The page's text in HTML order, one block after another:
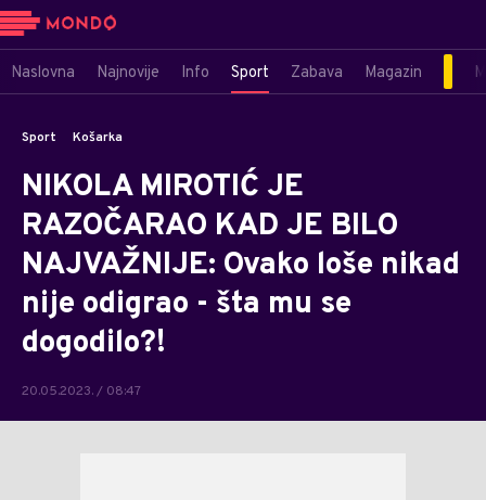
Naslovna Najnovije Info Sport Zabava Magazin
Sport Košarka
NIKOLA MIROTIĆ JE
RAZOČARAO KAD JE BILO
NAJVAŽNIJE: Ovako loše nikad
nije odigrao - šta mu se
dogodilo?!
20.05.2023. / 08:47